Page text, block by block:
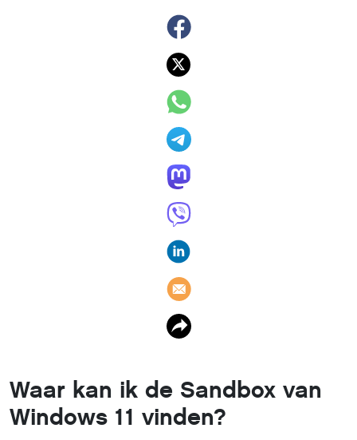
Waar kan ik de Sandbox van
Windows 11 vinden?